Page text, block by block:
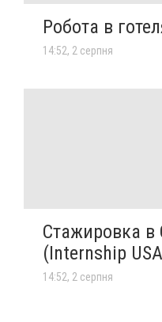
Робота в
14:52, 2 серпня
Стажировка
(Internship
14:52, 2 серпня